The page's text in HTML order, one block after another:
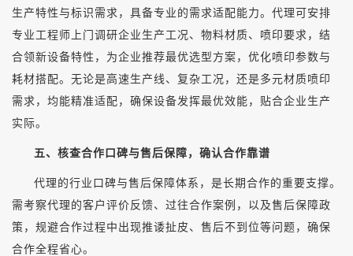
生产特性与标识需求，具备专业的需求适配能力。代理可安排
专业工程师上门调研企业生产工况、物料材质、喷印要求，结
合领新设备特性，为企业推荐最优选型方案，优化喷印参数与
耗材搭配。无论是高速生产线、复杂工况，还是多元材质喷印
需求，均能精准适配，确保设备发挥最优效能，贴合企业生产
实际。
五、核查合作口碑与售后保障，确认合作靠谱
代理的行业口碑与售后保障体系，是长期合作的重要支撑。
需考察代理的客户评价反馈、过往合作案例，以及售后保障政
策，规避合作过程中出现推诿扯皮、售后不到位等问题，确保
合作全程省心。